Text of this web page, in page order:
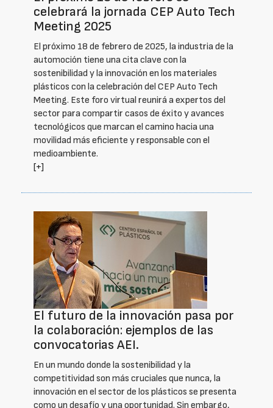
celebrará la jornada CEP Auto Tech
Meeting 2025
El próximo 18 de febrero de 2025, la industria de la
automoción tiene una cita clave con la
sostenibilidad y la innovación en los materiales
plásticos con la celebración del CEP Auto Tech
Meeting. Este foro virtual reunirá a expertos del
sector para compartir casos de éxito y avances
tecnológicos que marcan el camino hacia una
movilidad más eficiente y responsable con el
medioambiente.
[+]
El futuro de la innovación pasa por
la colaboración: ejemplos de las
convocatorias AEI.
En un mundo donde la sostenibilidad y la
competitividad son más cruciales que nunca, la
innovación en el sector de los plásticos se presenta
como un desafío y una oportunidad. Sin embargo,